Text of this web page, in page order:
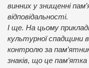
винних у знищенні
відповідальності.
І ще. На цьому
культурної спадщини в
контролю за
знаків, що це